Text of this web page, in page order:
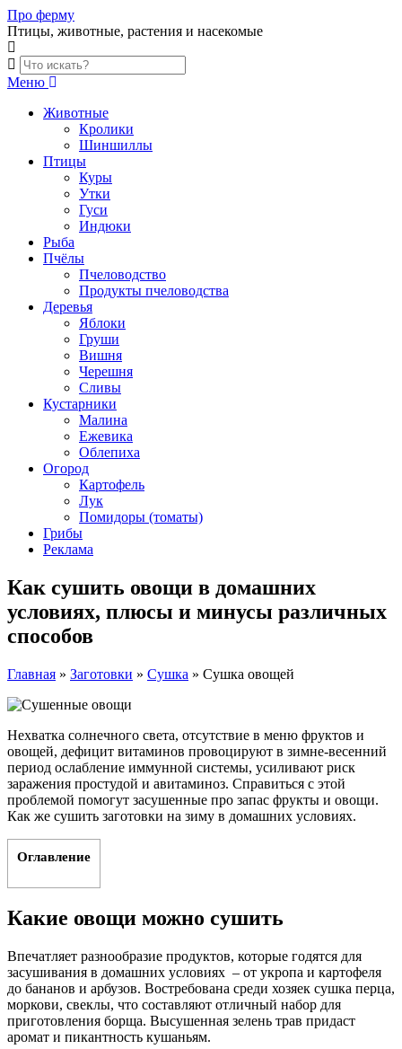
Skip
to
content
Про ферму
Птицы, животные, растения и насекомые
Меню
Животные
Кролики
Шиншиллы
Птицы
Куры
Утки
Гуси
Индюки
Рыба
Пчёлы
Пчеловодство
Продукты пчеловодства
Деревья
Яблоки
Груши
Вишня
Черешня
Сливы
Кустарники
Малина
Ежевика
Облепиха
Огород
Картофель
Лук
Помидоры (томаты)
Грибы
Реклама
Как сушить овощи в домашних
условиях, плюсы и минусы различных
способов
Главная » Заготовки » Сушка » Сушка овощей
Нехватка солнечного света, отсутствие в меню фруктов и
овощей, дефицит витаминов провоцируют в зимне-весенний
период ослабление иммунной системы, усиливают риск
заражения простудой и авитаминоз. Справиться с этой
проблемой помогут засушенные про запас фрукты и овощи.
Как же сушить заготовки на зиму в домашних условиях.
Оглавление
Какие овощи можно сушить
Впечатляет разнообразие продуктов, которые годятся для
засушивания в домашних условиях – от укропа и картофеля
до бананов и арбузов. Востребована среди хозяек сушка перца,
моркови, свеклы, что составляют отличный набор для
приготовления борща. Высушенная зелень трав придаст
аромат и пикантность кушаньям.